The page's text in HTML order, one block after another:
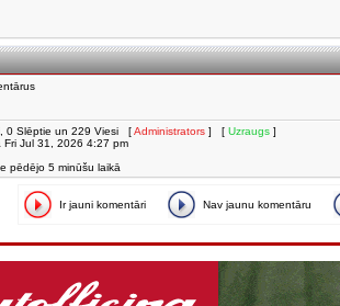
0 Slēptie un 229 Viesi [Administrators ] [ Uzraugs ]
Fri Jul 31, 2026 4:27 pm
pēdējo 5 minūšu laikā
Ir jauni komentāri Nav jaunu komentāru